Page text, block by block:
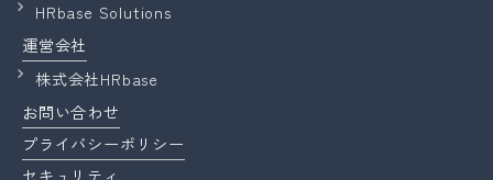
HRbase Solutions
運営会社
株式会社HRbase
お問い合わせ
プライバシーポリシー